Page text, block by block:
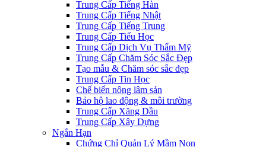
Trung Cấp Tiếng Hàn
Trung Cấp Tiếng Nhật
Trung Cấp Tiếng Trung
Trung Cấp Tiểu Học
Trung Cấp Dịch Vụ Thẩm Mỹ
Trung Cấp Chăm Sóc Sắc Đẹp
Tạo mẫu & Chăm sóc sắc đẹp
Trung Cấp Tin Học
Chế biến nông lâm sản
Bảo hộ lao động & môi trường
Trung Cấp Xăng Dầu
Trung Cấp Xây Dựng
Ngắn Hạn
Chứng Chỉ Quản Lý Mầm Non